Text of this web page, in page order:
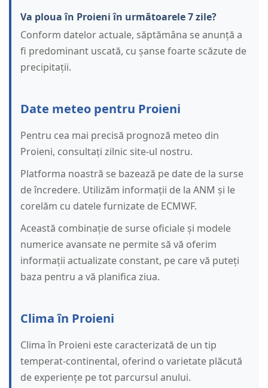
Va ploua în Proieni în următoarele 7 zile?
Conform datelor actuale, săptămâna se anunță a
fi predominant uscată, cu șanse foarte scăzute de
precipitații.
Date meteo pentru Proieni
Pentru cea mai precisă prognoză meteo din
Proieni, consultați zilnic site-ul nostru.
Platforma noastră se bazează pe date de la surse
de încredere. Utilizăm informații de la ANM și le
corelăm cu datele furnizate de ECMWF.
Această combinație de surse oficiale și modele
numerice avansate ne permite să vă oferim
informații actualizate constant, pe care vă puteți
baza pentru a vă planifica ziua.
Clima în Proieni
Clima în Proieni este caracterizată de un tip
temperat-continental, oferind o varietate plăcută
de experiențe pe tot parcursul anului.